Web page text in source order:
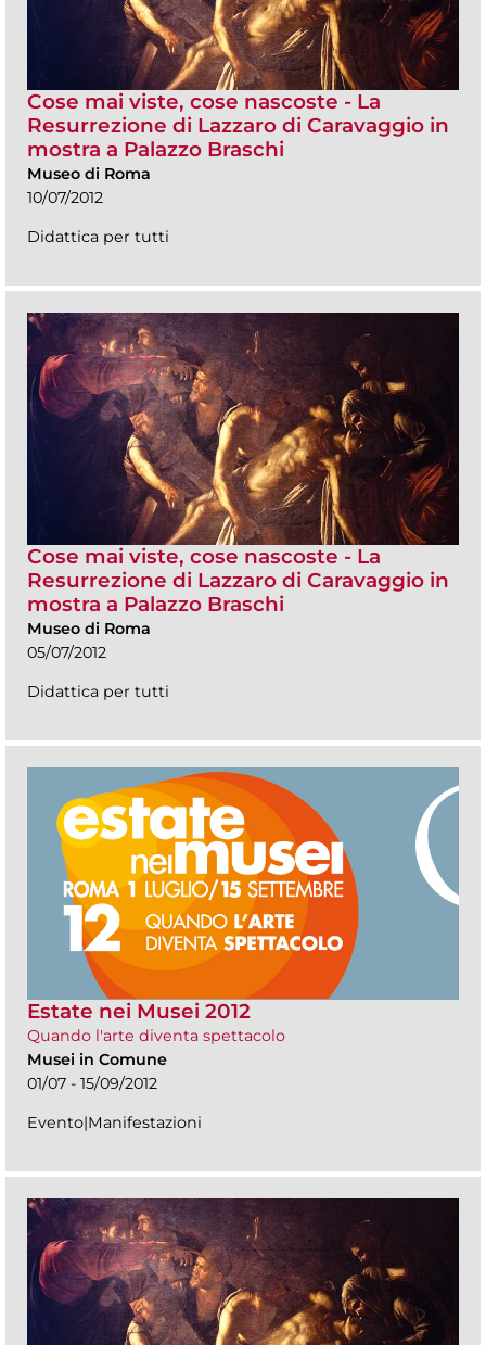
Cose mai viste, cose nascoste - La
Resurrezione di Lazzaro di Caravaggio in
mostra a Palazzo Braschi
Museo di Roma
10/07/2012
Didattica per tutti
Cose mai viste, cose nascoste - La
Resurrezione di Lazzaro di Caravaggio in
mostra a Palazzo Braschi
Museo di Roma
05/07/2012
Didattica per tutti
Estate nei Musei 2012
Quando l'arte diventa spettacolo
Musei in Comune
01/07 - 15/09/2012
Evento|Manifestazioni